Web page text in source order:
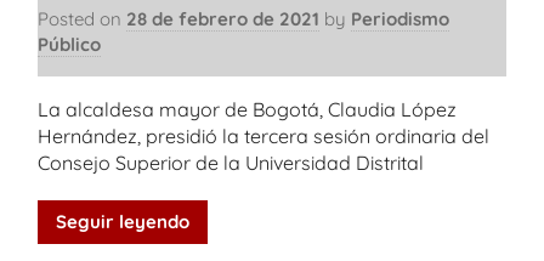
Posted on 28 de febrero de 2021 by Periodismo
Público
La alcaldesa mayor de Bogotá, Claudia López
Hernández, presidió la tercera sesión ordinaria del
Consejo Superior de la Universidad Distrital
Seguir leyendo